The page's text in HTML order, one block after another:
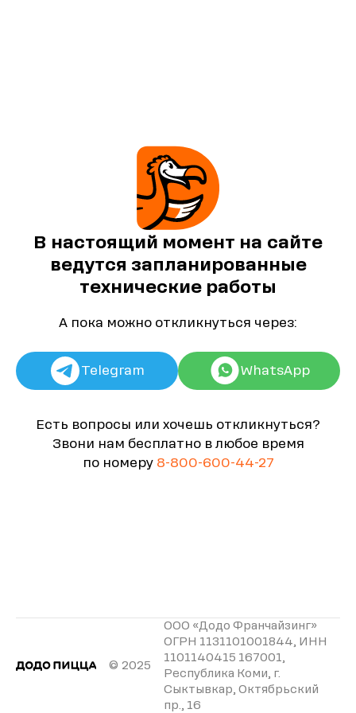
В настоящий момент на сайте
ведутся запланированные
технические работы
А пока можно откликнуться через:
Telegram WhatsApp
Есть вопросы или хочешь откликнуться?
Звони нам бесплатно в любое время
по номеру 8-800-600-44-27
© 2025
ООО «Додо Франчайзинг»
ОГРН 1131101001844, ИНН
1101140415 167001,
Республика Коми, г.
Сыктывкар, Октябрьский
пр., 16